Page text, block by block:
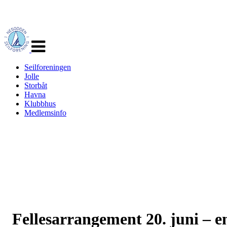
navigasjon
Seilforeningen
Jolle
Storbåt
Havna
Klubbhus
Medlemsinfo
Fellesarrangement 20. juni –